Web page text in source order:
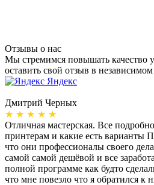
Отзывы о нас
Мы стремимся повышать качество
оставить свой отзыв в
Яндекс
Дмитрий Черных
★ ★ ★ ★ ★
Отличная мастерская. Все
принтерам и какие есть варианты
что они профессионалы своего
самой самой дешёвой и все
полной программе как будто
что мне повезло что я обратился к